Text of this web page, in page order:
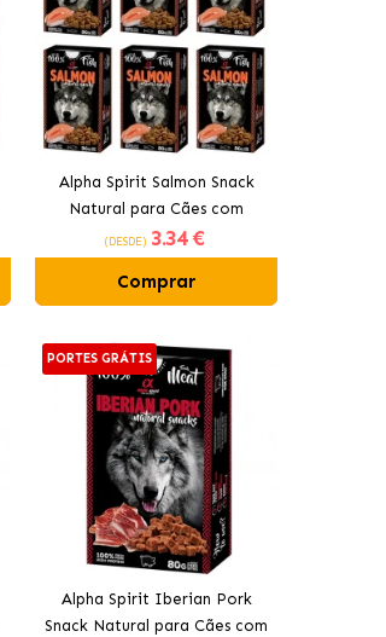
Alpha Spirit Salmon Snack
Natural para Cães com
Salmão
(DESDE) 3.34 €
Comprar
PORTES GRÁTIS
Alpha Spirit Iberian Pork
Snack Natural para Cães com